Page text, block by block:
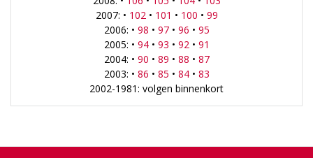
2007: • 102• 101 • 100 • 99
2006: • 98 • 97• 96 • 95
2005: • 94• 93 • 92• 91
2004: • 90 • 89 • 88 • 87
2003: • 86 • 85 • 84• 83
2002-1981: volgen binnenkort